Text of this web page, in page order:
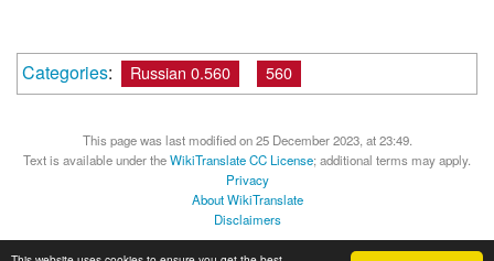
Categories: Russian 0.560 560
This page was last modified on 25 December 2023, at 23:49.
Text is available under theWikiTranslate CC License; additional terms may apply.
Privacy
About WikiTranslate
Disclaimers
MediaWikiPowered by Semantic MediaWiki